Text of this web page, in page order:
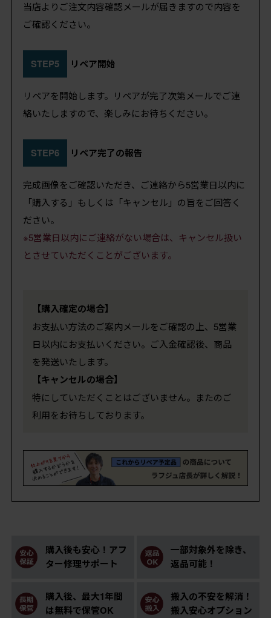
当店よりご注文内容確認メールが届きますので内容を
ご確認ください。
STEP5 リペア開始
リペアを開始します。リペアが完了次第メールでご連
絡いたしますので、楽しみにお待ちください。
STEP6 リペア完了の報告
完成画像をご確認いただき、ご連絡から5営業日以内に
「購入する」もしくは「キャンセル」の旨をご回答く
ださい。
※5営業日以内にご連絡がない場合は、キャンセル扱い
とさせていただくことがございます。
【購入確定の場合】
お支払い方法のご案内メールをご確認の上、5営業
日以内にお支払いください。ご入金確認後、商品
を発送いたします。
【キャンセルの場合】
特にしていただくことはございません。またのご
利用をお待ちしております。
購入後も安心！アフ
ター修理サポート
一部対象外を除き、
返品可能！
購入後、最大1年間
は無料で保管OK
搬入の不安を解消！
搬入安心オプション